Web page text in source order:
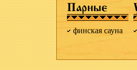
Парные
финская сауна